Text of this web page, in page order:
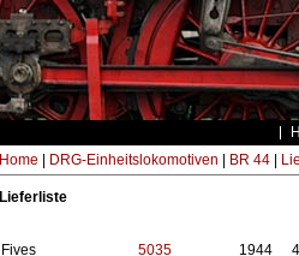
Home DRG-Einheitslokomotiven BR 44|
Lieferliste
Fives 5035 1944